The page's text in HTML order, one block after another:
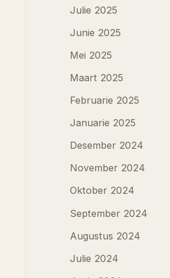
Julie 2025
Junie 2025
Mei 2025
Maart 2025
Februarie 2025
Januarie 2025
Desember 2024
November 2024
Oktober 2024
September 2024
Augustus 2024
Julie 2024